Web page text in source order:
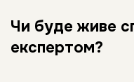
Чи буде живе
експертом?